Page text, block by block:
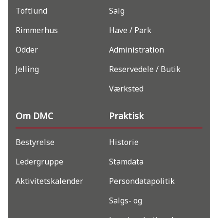
Toftlund
Rimmerhus
Odder
Jelling
Salg
Have / Park
Administration
Reservedele / Butik
Værksted
Om DMC
Bestyrelse
Ledergruppe
Aktivitetskalender
Praktisk
Historie
Stamdata
Persondatapolitik
Salgs- og